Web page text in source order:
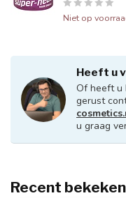
Niet op
Heeft u
Of heeft u
gerust
u graag
Recent bekeken